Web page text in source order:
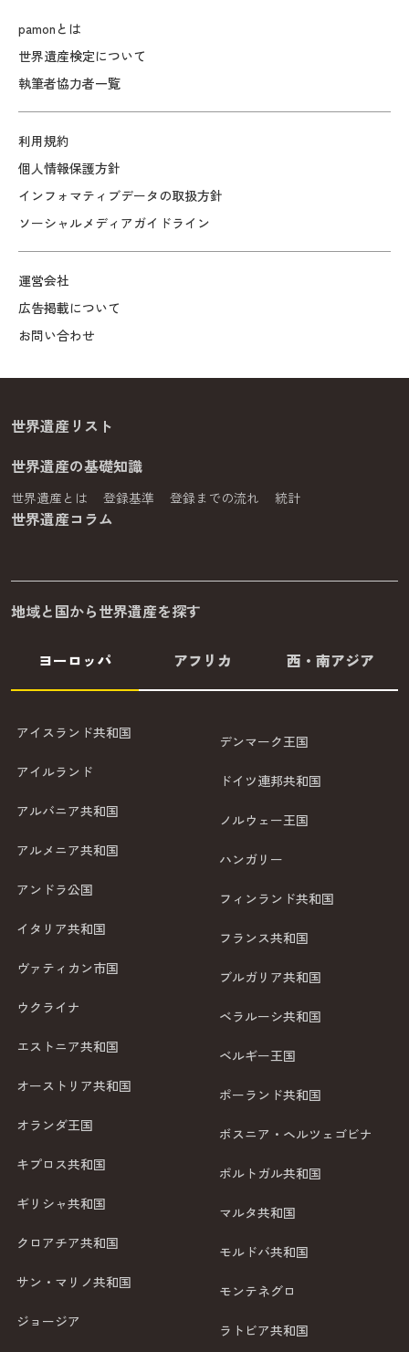
pamonとは
世界遺産検定について
執筆者協力者一覧
利用規約
個人情報保護方針
インフォマティブデータの取扱方針
ソーシャルメディアガイドライン
運営会社
広告掲載について
お問い合わせ
世界遺産リスト
世界遺産の基礎知識
世界遺産とは 登録基準 登録までの流れ 統計
世界遺産コラム
地域と国から世界遺産を探す
ヨーロッパ アフリカ 西・南アジア
アイスランド共和国
アイルランド
アルバニア共和国
アルメニア共和国
アンドラ公国
イタリア共和国
ヴァティカン市国
ウクライナ
エストニア共和国
オーストリア共和国
オランダ王国
キプロス共和国
ギリシャ共和国
クロアチア共和国
サン・マリノ共和国
ジョージア
デンマーク王国
ドイツ連邦共和国
ノルウェー王国
ハンガリー
フィンランド共和国
フランス共和国
ブルガリア共和国
ベラルーシ共和国
ベルギー王国
ポーランド共和国
ボスニア・ヘルツェゴビナ
ポルトガル共和国
マルタ共和国
モルドバ共和国
モンテネグロ
ラトビア共和国